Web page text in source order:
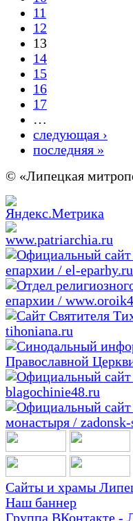
11
12
13
14
15
16
17
…
следующая ›
последняя »
© «Липецкая
Сайты и храмы
Наш баннер
Группа ВКонтакте